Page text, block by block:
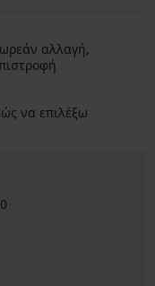
αλλαγή,
να επιλέξω